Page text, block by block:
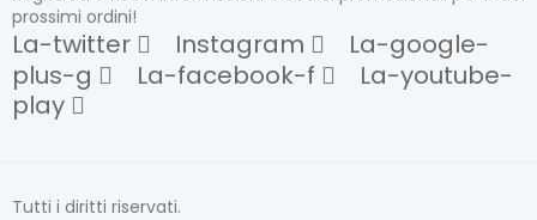
prossimi ordini!
La-twitter Instagram
La-google-
plus-g
La-facebook-f
La-youtube-
play
Tutti i diritti riservati.